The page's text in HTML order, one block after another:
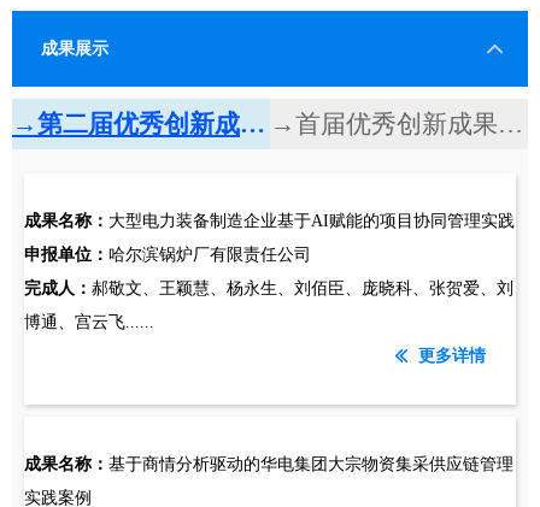
成果展示
→第二届优秀创新成果更多内容 →首届优秀创新成果更多内容
成果名称： 大型电力装备制造企业基于AI赋能的项目协同管理实践
申报单位： 哈尔滨锅炉厂有限责任公司
完成人： 郝敬文、王颖慧、杨永生、刘佰臣、庞晓科、张贺爱、刘
博通、宫云飞......
ꅃ 更多详情
成果名称： 基于商情分析驱动的华电集团大宗物资集采供应链管理
实践案例